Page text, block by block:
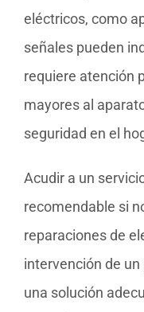
eléctricos, como
señales pueden
requiere atención
mayores al
seguridad en el
Acudir a un
recomendable si
reparaciones de
intervención de
una solución